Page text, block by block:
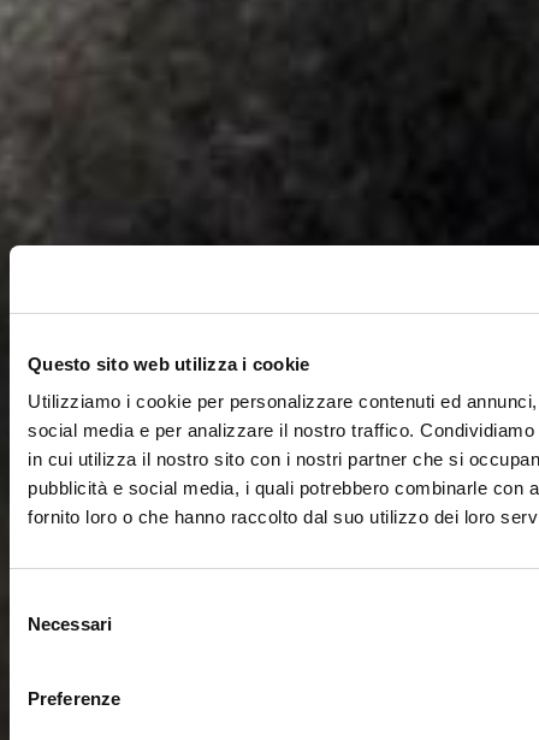
Questo sito web utilizza i cookie
Utilizziamo i cookie per personalizzare contenuti ed
social media e per analizzare il nostro traffico.
in cui utilizza il nostro sito con i nostri partner che si
pubblicità e social media, i quali potrebbero combinarle con
fornito loro o che hanno raccolto dal suo utilizzo dei loro
delNecessari
Preferenze